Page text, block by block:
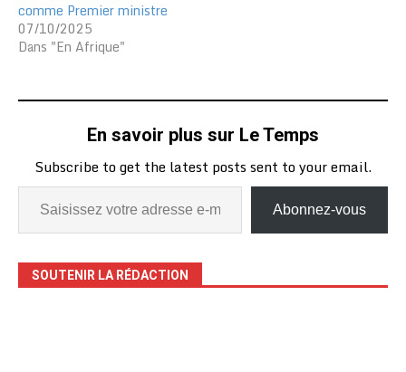
comme Premier ministre
07/10/2025
Dans "En Afrique"
En savoir plus sur Le Temps
Subscribe to get the latest posts sent to your email.
Abonnez-vous
SOUTENIR LA RÉDACTION